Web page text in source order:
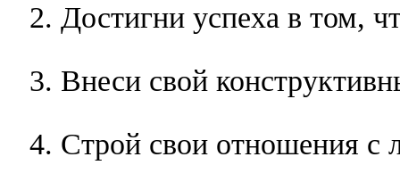
Достигни успеха в том,
Внеси свой
Строй свои отношения с